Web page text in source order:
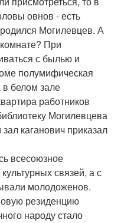
овнов - есть
Могилевцев. А
При
с былью и
полумифическая
белом зале
работников
Могилевцева
каганович приказал
всесоюзное
связей, а с
молодоженов.
резиденцию
народу стало